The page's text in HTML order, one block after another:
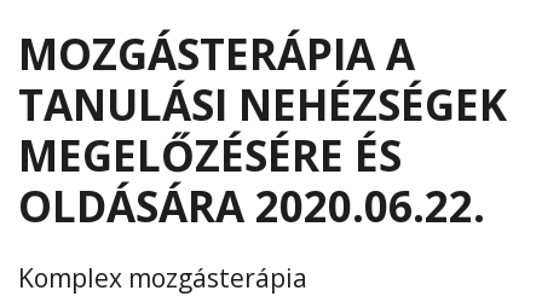
MOZGÁSTERÁPIA A
TANULÁSI NEHÉZSÉGEK
MEGELŐZÉSÉRE ÉS
OLDÁSÁRA 2020.06.22.
Komplex mozgásterápia